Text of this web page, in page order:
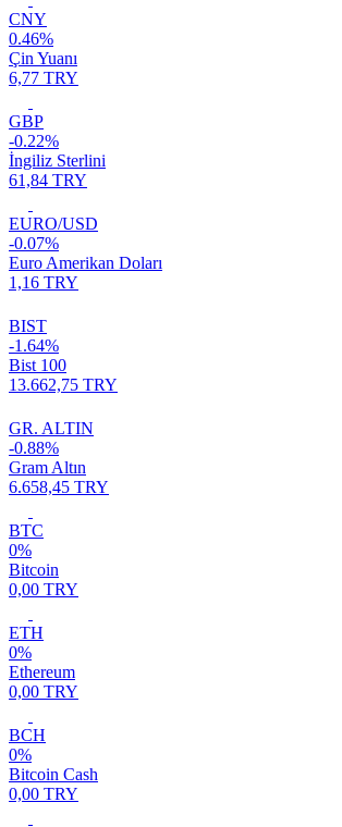
CNY
0.46%
Çin Yuanı
6,77 TRY
GBP
-0.22%
İngiliz Sterlini
61,84 TRY
EURO/USD
-0.07%
Euro Amerikan Doları
1,16 TRY
BIST
-1.64%
Bist 100
13.662,75 TRY
GR. ALTIN
-0.88%
Gram Altın
6.658,45 TRY
BTC
0%
Bitcoin
0,00 TRY
ETH
0%
Ethereum
0,00 TRY
BCH
0%
Bitcoin Cash
0,00 TRY